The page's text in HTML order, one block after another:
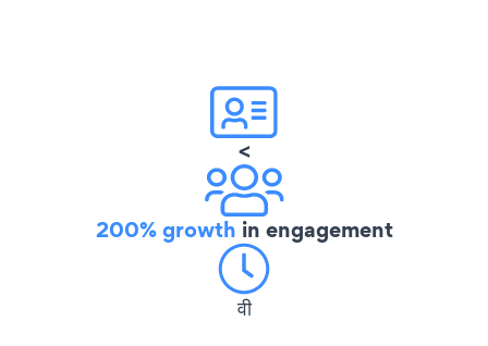
<
200% growth in engagement
वी